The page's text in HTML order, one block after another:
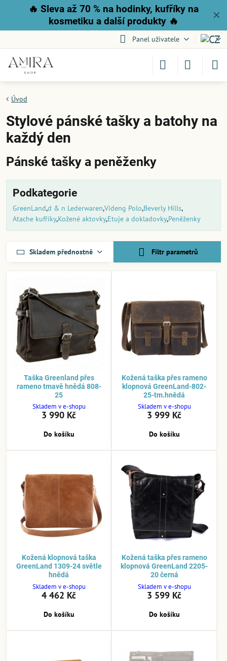
✕
🔥 Sleva až 70 % na hodinky, kufříky na
kosmetiku a další produkty 🔥
Panel uživatele
Úvod
Stylové pánské tašky a batohy na
každý den
Pánské tašky a peněženky
Podkategorie
GreenLand d & n Lederwaren Videng Polo Beverly Hills
Atache kufříky Kožené aktovky Etuje a dokladovky Peněženky
Skladem přednostně Filtr parametrů
Taška Greenland přes
rameno tmavě hnědá 808-
25
Skladem v e-shopu
3 990 Kč
Do košíku
Kožená taška přes rameno
klopnová GreenLand-802-
25-tm.hnědá
Skladem v e-shopu
3 999 Kč
Do košíku
Kožená klopnová taška
GreenLand 1309-24 světle
hnědá
Skladem v e-shopu
4 462 Kč
Do košíku
Kožená taška přes rameno
klopnová GreenLand 2205-
20 černá
Skladem v e-shopu
3 599 Kč
Do košíku